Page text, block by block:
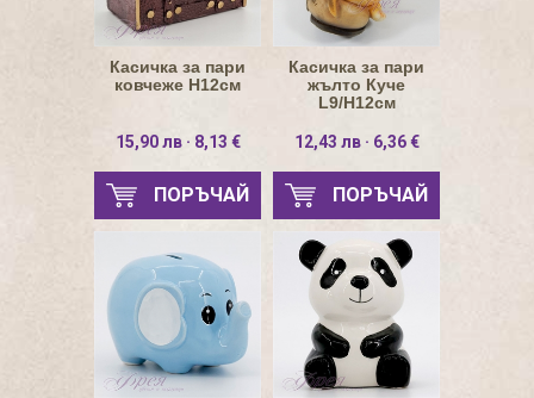
Касичка за пари
ковчеже Н12см
15,90 лв · 8,13 €
ПОРЪЧАЙ
Касичка за пари
жълто Куче
L9/H12см
12,43 лв · 6,36 €
ПОРЪЧАЙ